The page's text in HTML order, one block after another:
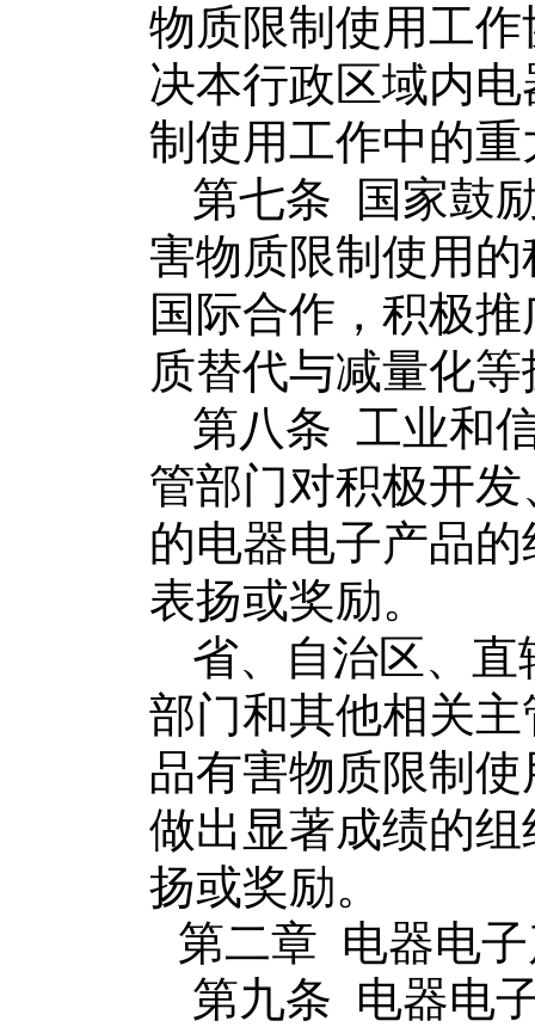
物质限制使用工
决本行政区域内电
制使用工作中的
第七条
国家鼓
害物质限制使用
国际合作，积极推
质替代与减量化等
第八条 工业和
管部门对积极开发
的电器电子产品的
表扬或奖励。
省、自治区、
部门和其他相关
品有害物质限制
做出显著成绩的
扬或奖励。
第二章 电器电
第九条 电器电